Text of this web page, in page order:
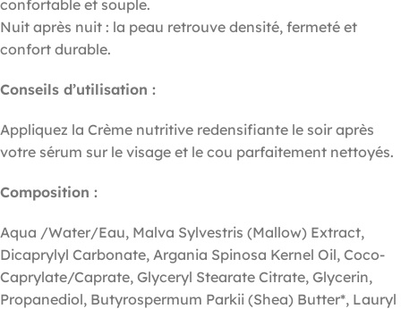
confortable et souple.
Nuit après nuit : la peau retrouve densité, fermeté et
confort durable.
Conseils d’utilisation :
Appliquez la Crème nutritive redensifiante le soir après
votre sérum sur le visage et le cou parfaitement nettoyés.
Composition :
Aqua /Water/Eau, Malva Sylvestris (Mallow) Extract,
Dicaprylyl Carbonate, Argania Spinosa Kernel Oil, Coco-
Caprylate/Caprate, Glyceryl Stearate Citrate, Glycerin,
Propanediol, Butyrospermum Parkii (Shea) Butter*, Lauryl